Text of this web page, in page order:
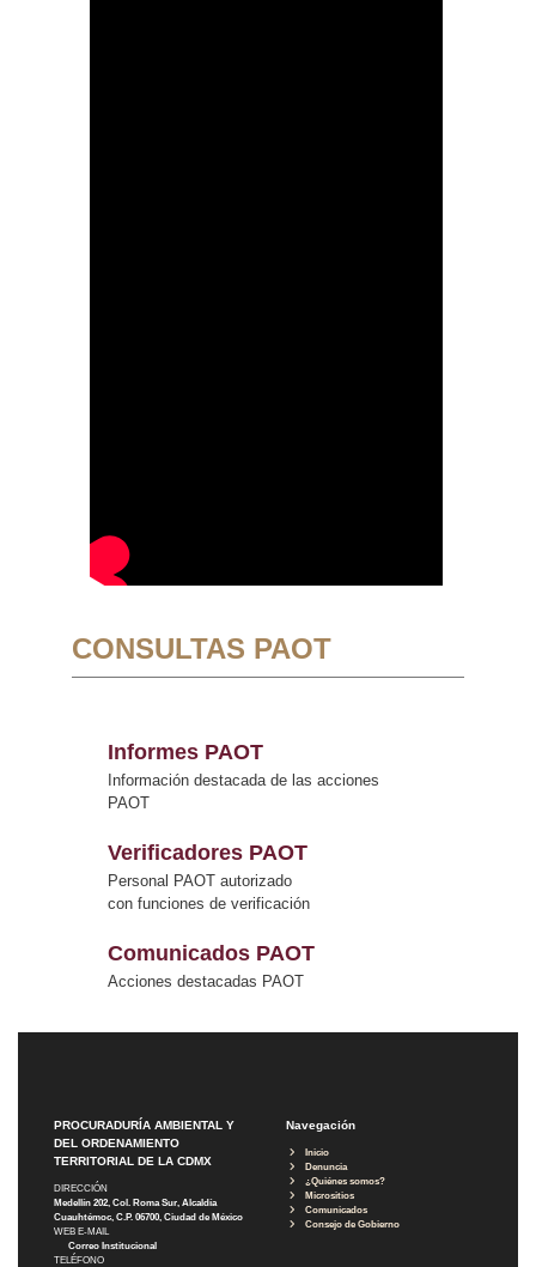
CONSULTAS PAOT
Informes PAOT
Información destacada de las acciones
PAOT
Verificadores PAOT
Personal PAOT autorizado
con funciones de verificación
Comunicados PAOT
Acciones destacadas PAOT
PROCURADURÍA AMBIENTAL Y
DEL ORDENAMIENTO
TERRITORIAL DE LA CDMX
DIRECCIÓN
Medellín 202, Col. Roma Sur, Alcaldía
Cuauhtémoc, C.P. 06700, Ciudad de México
WEB E-MAIL
Correo Institucional
TELÉFONO
Navegación
Inicio
Denuncia
¿Quiénes somos?
Micrositios
Comunicados
Consejo de Gobierno